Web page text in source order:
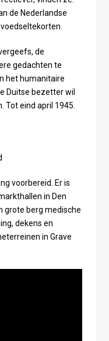
de Nederlandse
de
gedachten te
het humanitaire
Duitse bezetter wil
Tot eind april 1945.
voorbereid. Er is
in Den
grote berg medische
dekens en
in Grave